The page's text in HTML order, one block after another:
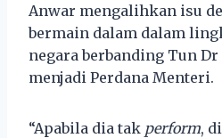
Anwar mengalihkan isu
bermain dalam dalam
negara berbanding Tun
menjadi Perdana Menteri.
“Apabila dia tak perform,